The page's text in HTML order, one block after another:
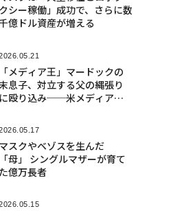
クシー稼働」成功で、さらに数
億ドル資産が増える
「メディア王」マードックの
息子、対立する父の縄張り
に殴り込み──米メディアを
マスクやベゾスを生んだ
「母」 シングルマザーが育て
た億万長者